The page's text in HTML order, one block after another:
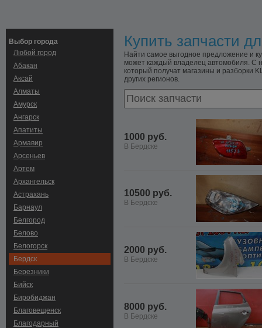
Выбор города
Любой город
Абакан
Аксай
Алматы
Амурск
Ангарск
Апатиты
Армавир
Арсеньев
Артем
Архангельск
Астрахань
Барнаул
Белгород
Белово
Белогорск
Бердск
Березники
Бийск
Биробиджан
Благовещенск
Благодарный
Купить запчасти
Найти самое выгодное предложение и
может каждый владелец автомобиля. С
который получат магазины и разборки
других регионов.
1000 руб.
В Бердске
10500 руб.
В Бердске
2000 руб.
В Бердске
8000 руб.
В Бердске